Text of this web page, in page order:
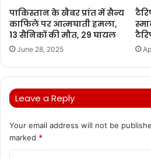
पाकिस्तान के खैबर प्रांत में सैन्य
काफिले पर आत्मघाती हमला,
13 सैनिकों की मौत, 29 घायल
June 28, 2025
Leave a Reply
Your email address will not be
marked *